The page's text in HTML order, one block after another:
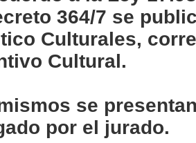
364/7 se
Culturales,
Cultural.
se
por el jurado.